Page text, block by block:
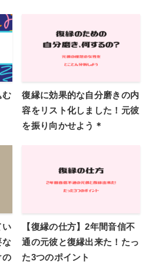
む
復縁に効果的な自分磨きの内
容をリスト化しました！元彼
を振り向かせよう＊
い
な
の
【復縁の仕方】2年間音信不
通の元彼と復縁出来た！たっ
た3つのポイント